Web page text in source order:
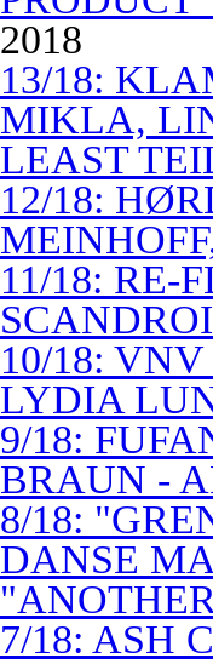
2018
13/18:
MIKLA,
LEAST
12/18:
11/18: RE-
10/18:
LYDIA
9/18:
BRAUN -
8/18:
DANSE
7/18: ASH